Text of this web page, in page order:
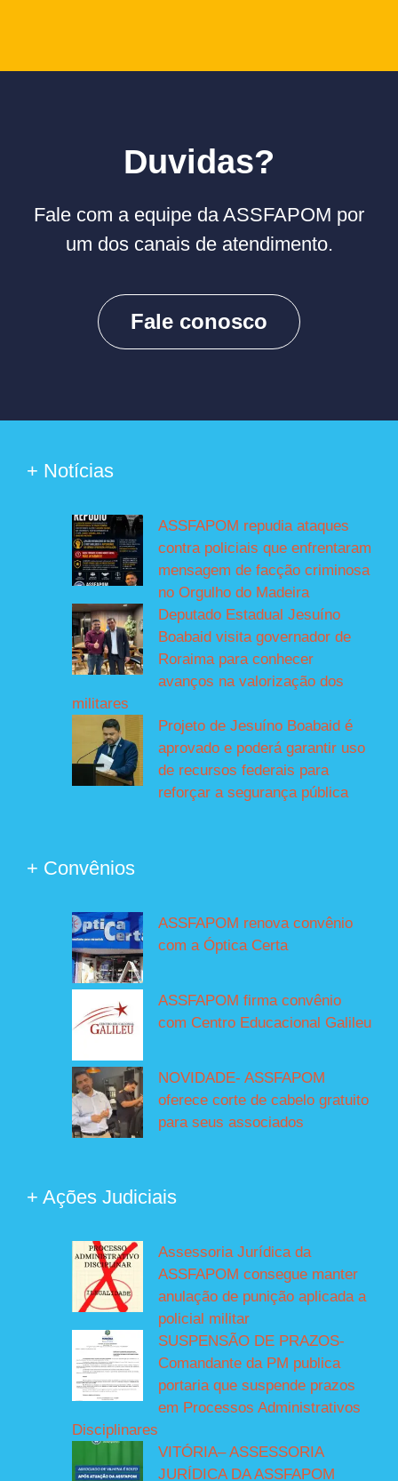
Duvidas?
Fale com a equipe da ASSFAPOM por
um dos canais de atendimento.
Fale conosco
+ Notícias
ASSFAPOM repudia ataques
contra policiais que enfrentaram
mensagem de facção criminosa
no Orgulho do Madeira
Deputado Estadual Jesuíno
Boabaid visita governador de
Roraima para conhecer
avanços na valorização dos
militares
Projeto de Jesuíno Boabaid é
aprovado e poderá garantir uso
de recursos federais para
reforçar a segurança pública
+ Convênios
ASSFAPOM renova convênio
com a Óptica Certa
ASSFAPOM firma convênio
com Centro Educacional Galileu
NOVIDADE- ASSFAPOM
oferece corte de cabelo gratuito
para seus associados
+ Ações Judiciais
Assessoria Jurídica da
ASSFAPOM consegue manter
anulação de punição aplicada a
policial militar
SUSPENSÃO DE PRAZOS-
Comandante da PM publica
portaria que suspende prazos
em Processos Administrativos
Disciplinares
VITÓRIA– ASSESSORIA
JURÍDICA DA ASSFAPOM